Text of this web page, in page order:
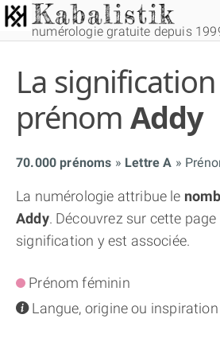
numérologie gratuite depuis
La
prénom Addy
70.000 prénoms Lettre A
La numérologie attribue le
Addy. Découvrez sur cette
signification y est associée.
Prénom féminin
infoLangue, origine ou inspiration
THÈME
THÈME
THÈME